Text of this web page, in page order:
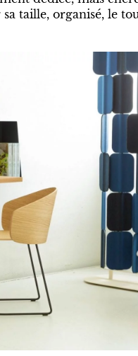
taille, organisé, le